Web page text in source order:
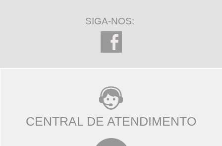
SIGA-NOS:
CENTRAL DE ATENDIMENTO